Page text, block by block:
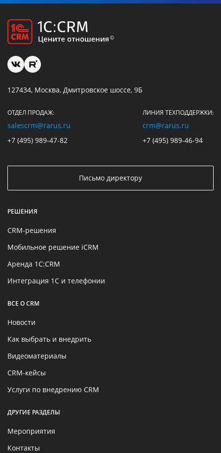
127434, Москва, Дмитровское шоссе, 9Б
ОТДЕЛ ПРОДАЖ:
salescrm@rarus.ru
+7 (495) 989-47-82
ЛИНИЯ ТЕХПОДДЕРЖКИ:
crm@rarus.ru
+7 (495) 989-46-94
Письмо директору
РЕШЕНИЯ
CRM-решения
Мобильное решение iCRM
Аренда 1C:CRM
Интеграция 1С и телефонии
ВСЕ О CRM
Новости
Как выбрать и внедрить
Видеоматериалы
CRM-кейсы
Услуги по внедрению CRM
ДРУГИЕ РАЗДЕЛЫ
Мероприятия
Контакты